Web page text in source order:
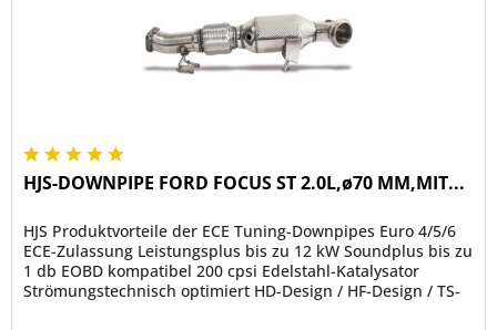
HJS-DOWNPIPE FORD FOCUS ST 2.0L,ø70 MM,MIT...
HJS Produktvorteile der ECE Tuning-Downpipes Euro 4/5/6
ECE-Zulassung Leistungsplus bis zu 12 kW Soundplus bis zu
1 db EOBD kompatibel 200 cpsi Edelstahl-Katalysator
Strömungstechnisch optimiert HD-Design / HF-Design / TS-